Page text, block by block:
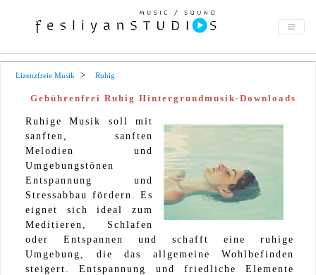
Lizenzfreie Musik Ruhig
Gebührenfrei Ruhig Hintergrundmusik-Downloads
Ruhige Musik soll mit
sanften, sanften
Melodien und
Umgebungstönen
Entspannung und
Stressabbau fördern. Es
eignet sich ideal zum
Meditieren, Schlafen
oder Entspannen und schafft eine ruhige
Umgebung, die das allgemeine Wohlbefinden
steigert. Entspannung und friedliche Elemente